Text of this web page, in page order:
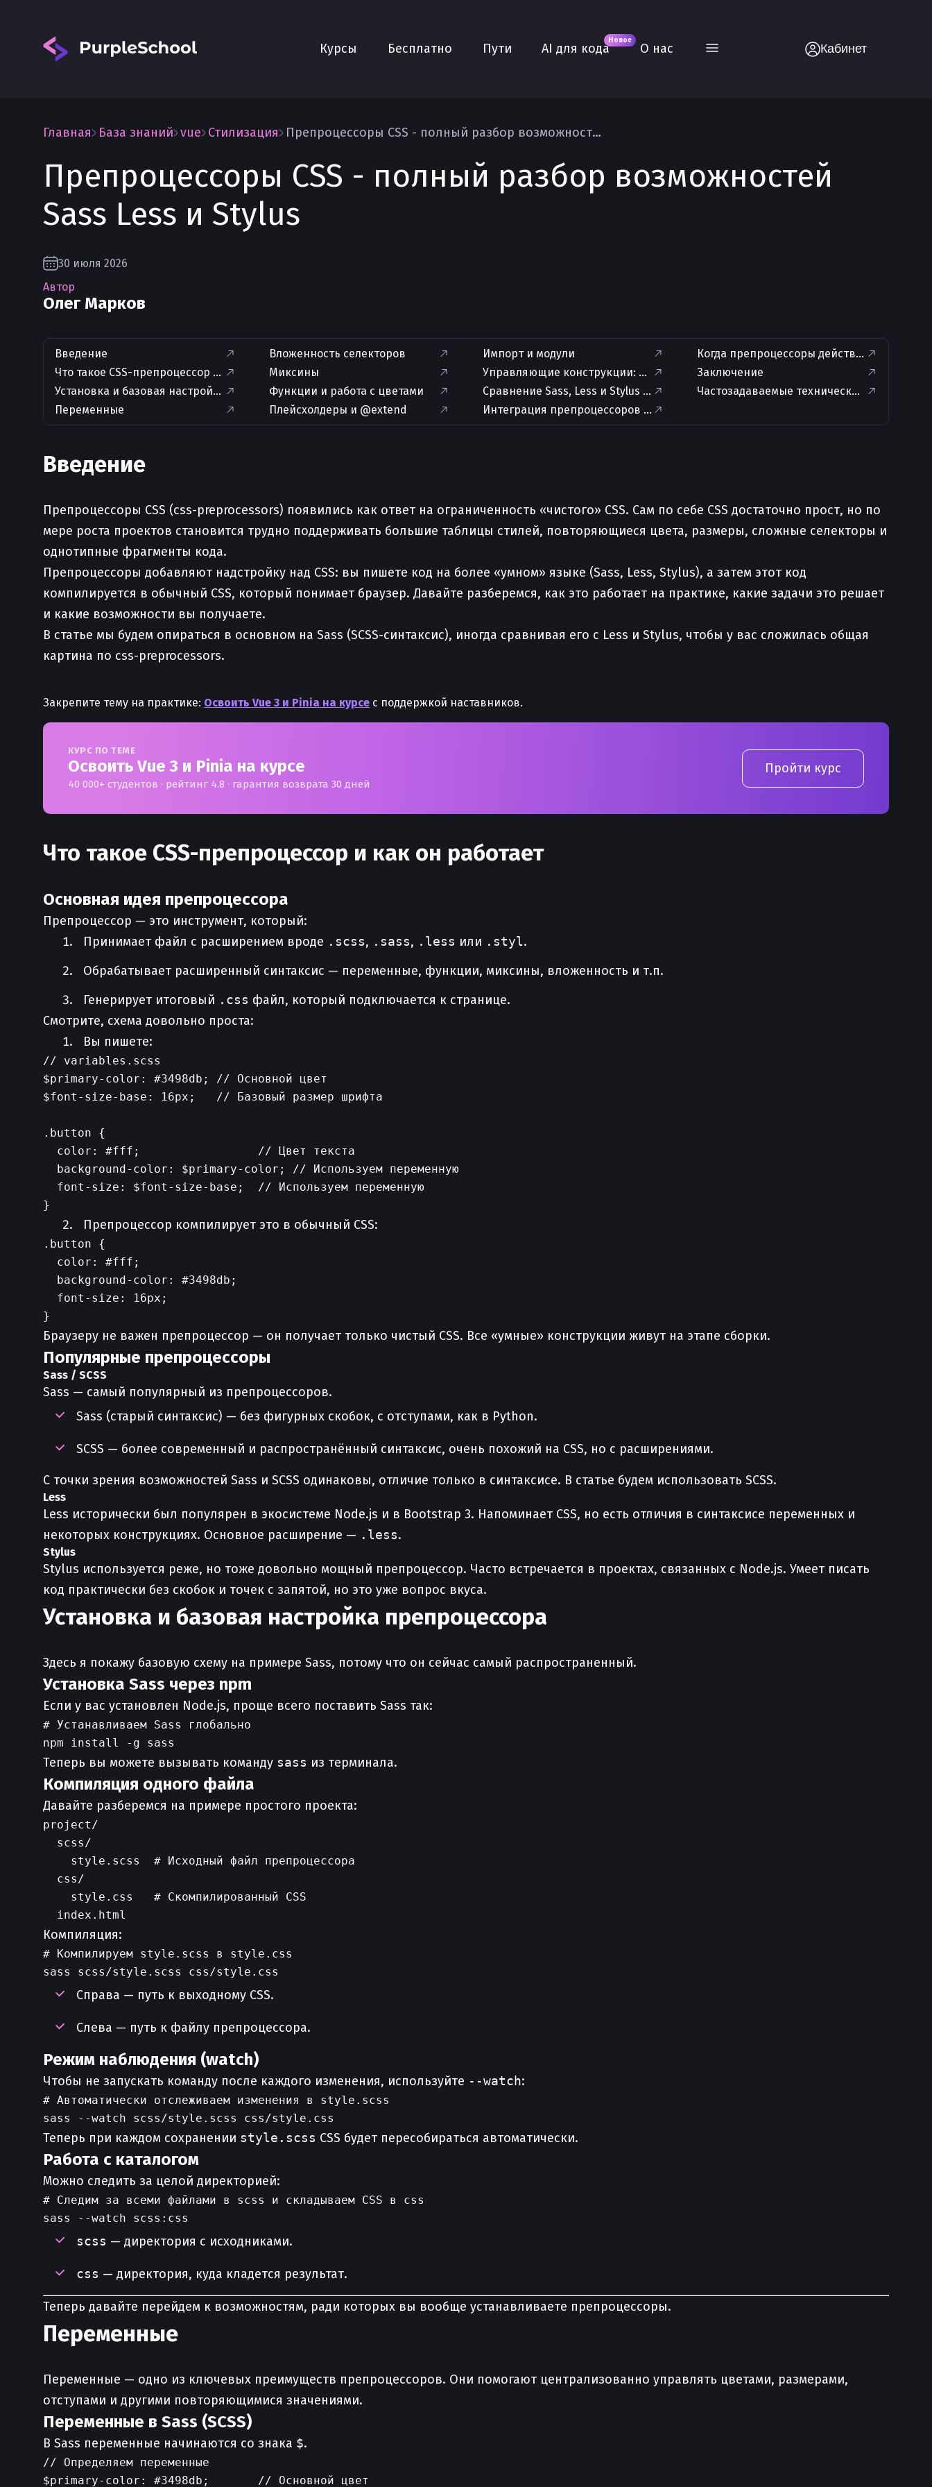
Курсы Бесплатно Пути AI для кода
Новое
О нас Кабинет
О нас
Проекты
Вход
Главная База знаний vue Стилизация Препроцессоры CSS - полный разбор возможностей Sass Less и Stylus
Препроцессоры CSS - полный разбор возможностей
Sass Less и Stylus
30 июля 2026
Автор
Олег Марков
Введение
Что такое CSS-препроцессор и как он работает
Установка и базовая настройка препроцессора
Переменные
Вложенность селекторов
Миксины
Функции и работа с цветами
Плейсхолдеры и @extend
Импорт и модули
Управляющие конструкции: условия и циклы
Сравнение Sass, Less и Stylus по ключевым возможностям
Интеграция препроцессоров в рабочий процесс
Когда препроцессоры действительно
Заключение
Частозадаваемые технические вопросы
Введение
Препроцессоры CSS (css-preprocessors) появились как ответ на ограниченность «чистого» CSS. Сам по себе CSS достаточно прост, но по
мере роста проектов становится трудно поддерживать большие таблицы стилей, повторяющиеся цвета, размеры, сложные селекторы и
однотипные фрагменты кода.
Препроцессоры добавляют надстройку над CSS: вы пишете код на более «умном» языке (Sass, Less, Stylus), а затем этот код
компилируется в обычный CSS, который понимает браузер. Давайте разберемся, как это работает на практике, какие задачи это решает
и какие возможности вы получаете.
В статье мы будем опираться в основном на Sass (SCSS-синтаксис), иногда сравнивая его с Less и Stylus, чтобы у вас сложилась общая
картина по css-preprocessors.
Закрепите тему на практике: Освоить Vue 3 и Pinia на курсе с поддержкой наставников.
КУРС ПО ТЕМЕ
Освоить Vue 3 и Pinia на курсе
40 000+ студентов · рейтинг 4.8 · гарантия возврата 30 дней
Пройти курс
Что такое CSS-препроцессор и как он работает
Основная идея препроцессора
Препроцессор — это инструмент, который:
Принимает файл с расширением вроде .scss, .sass, .less или .styl.
Обрабатывает расширенный синтаксис — переменные, функции, миксины, вложенность и т.п.
Генерирует итоговый .css файл, который подключается к странице.
Смотрите, схема довольно проста:
Вы пишете:
// variables.scss
$primary-color: #3498db; // Основной цвет
$font-size-base: 16px;   // Базовый размер шрифта
.button {
  color: #fff;                 // Цвет текста
  background-color: $primary-color; // Используем переменную
  font-size: $font-size-base;  // Используем переменную
Препроцессор компилирует это в обычный CSS:
.button {
  color: #fff;
  background-color: #3498db;
  font-size: 16px;
Браузеру не важен препроцессор — он получает только чистый CSS. Все «умные» конструкции живут на этапе сборки.
Популярные препроцессоры
Sass / SCSS
Sass — самый популярный из препроцессоров.
Sass (старый синтаксис) — без фигурных скобок, с отступами, как в Python.
SCSS — более современный и распространённый синтаксис, очень похожий на CSS, но с расширениями.
С точки зрения возможностей Sass и SCSS одинаковы, отличие только в синтаксисе. В статье будем использовать SCSS.
Less
Less исторически был популярен в экосистеме Node.js и в Bootstrap 3. Напоминает CSS, но есть отличия в синтаксисе переменных и
некоторых конструкциях. Основное расширение — .less.
Stylus
Stylus используется реже, но тоже довольно мощный препроцессор. Часто встречается в проектах, связанных с Node.js. Умеет писать
код практически без скобок и точек с запятой, но это уже вопрос вкуса.
Установка и базовая настройка препроцессора
Здесь я покажу базовую схему на примере Sass, потому что он сейчас самый распространенный.
Установка Sass через npm
Если у вас установлен Node.js, проще всего поставить Sass так:
# Устанавливаем Sass глобально
Теперь вы можете вызывать команду sass из терминала.
Компиляция одного файла
Давайте разберемся на примере простого проекта:
project/
  scss/
    style.scss  # Исходный файл препроцессора
  css/
    style.css   # Скомпилированный CSS
Компиляция:
# Компилируем style.scss в style.css
Справа — путь к выходному CSS.
Слева — путь к файлу препроцессора.
Режим наблюдения (watch)
Чтобы не запускать команду после каждого изменения, используйте --watch:
# Автоматически отслеживаем изменения в style.scss
Теперь при каждом сохранении style.scss CSS будет пересобираться автоматически.
Работа с каталогом
Можно следить за целой директорией:
# Следим за всеми файлами в scss и складываем CSS в css
scss — директория с исходниками.
css — директория, куда кладется результат.
Теперь давайте перейдем к возможностям, ради которых вы вообще устанавливаете препроцессоры.
Переменные
Переменные — одно из ключевых преимуществ препроцессоров. Они помогают централизованно управлять цветами, размерами,
отступами и другими повторяющимися значениями.
Переменные в Sass (SCSS)
В Sass переменные начинаются со знака $.
// Определяем переменные
$primary-color: #3498db;       // Основной цвет